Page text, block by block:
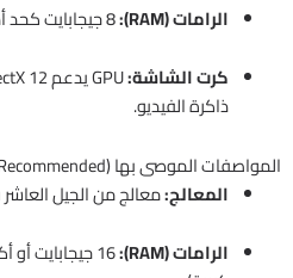
الرامات (RAM):
8 جيجابايت كحد أدنى.
كرت الشاشة:
ذاكرة الفيديو.
المواصفات الموصى بها (Recommended):
المعالج:معالج من الجيل
الرامات (RAM):
16 جيجابايت